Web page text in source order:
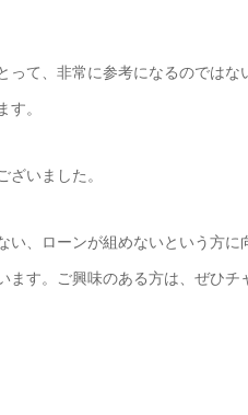
って、非常に参考になるのでは
。
いました。
い、ローンが組めないという方に
ます。ご興味のある方は、ぜひチ